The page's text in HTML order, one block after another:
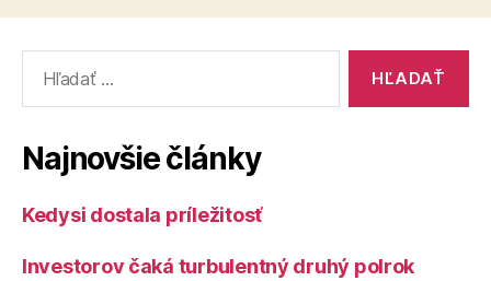
Najnovšie články
Kedysi dostala príležitosť
Investorov čaká turbulentný druhý polrok